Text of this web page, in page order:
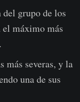
del grupo de los
el máximo más
más severas, y la
una de sus